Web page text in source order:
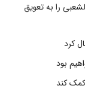
را به تعویق
کرد
بود
کمک کند